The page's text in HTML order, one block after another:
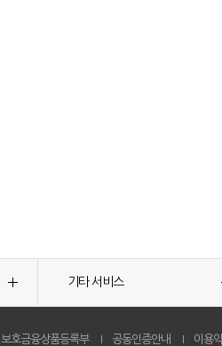
기타 서비스
보호금융상품등록부 공동인증안내 이용